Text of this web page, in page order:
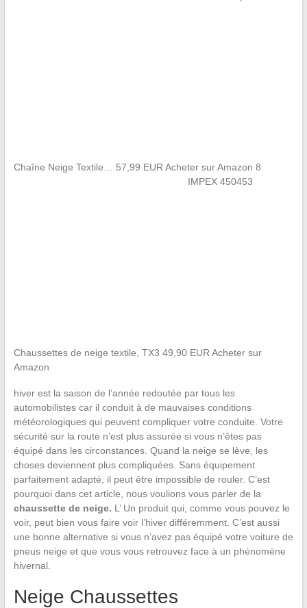
Chaîne Neige Textile… 57,99 EUR Acheter sur Amazon 8
IMPEX 450453
Chaussettes de neige textile, TX3 49,90 EUR Acheter sur
Amazon
hiver est la saison de l’année redoutée par tous les
automobilistes car il conduit à de mauvaises conditions
météorologiques qui peuvent compliquer votre conduite. Votre
sécurité sur la route n’est plus assurée si vous n’êtes pas
équipé dans les circonstances. Quand la neige se lève, les
choses deviennent plus compliquées. Sans équipement
parfaitement adapté, il peut être impossible de rouler. C’est
pourquoi dans cet article, nous voulions vous parler de la
chaussette de neige. L’ Un produit qui, comme vous pouvez le
voir, peut bien vous faire voir l’hiver différemment. C’est aussi
une bonne alternative si vous n’avez pas équipé votre voiture de
pneus neige et que vous vous retrouvez face à un phénomène
hivernal.
Neige Chaussettes